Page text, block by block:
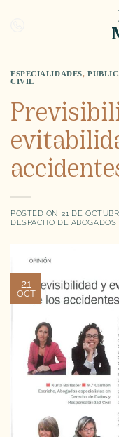
ESPECIALIDADES,
CIVIL
POSTED ON 21 DE
DESPACHO DE ABOGADOS
21
OCT